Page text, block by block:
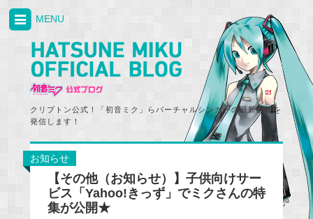
クリプトン公式！「初音ミク」らバーチャルシンガーの最新情報を
発信します！
MENU
お知らせ
【その他（お知らせ）】子供向けサー
ビス「Yahoo!きっず」でミクさんの特
集が公開★